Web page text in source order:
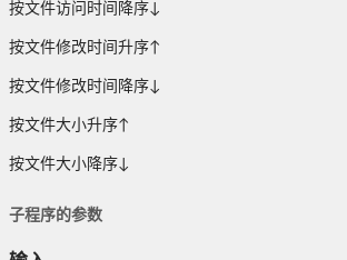
按文件访问时间降序↓
按文件修改时间升序↑
按文件修改时间降序↓
按文件大小升序↑
按文件大小降序↓
子程序的参数